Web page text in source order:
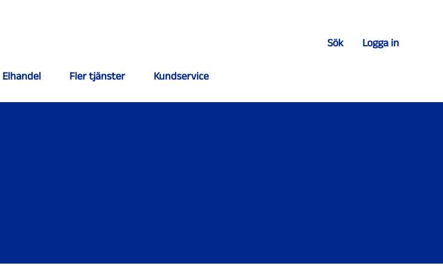
Sök Logga in
Elhandel Fler tjänster
Kundservice